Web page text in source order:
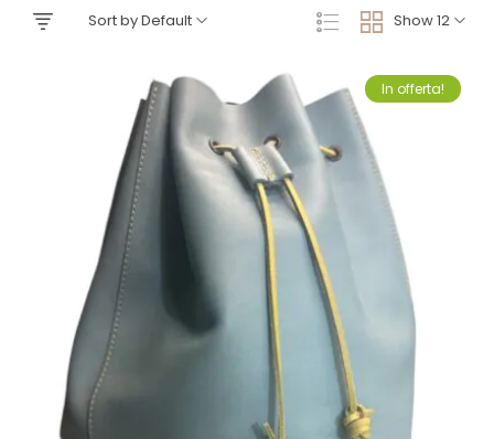
Show 12
Sort by Default
In offerta!